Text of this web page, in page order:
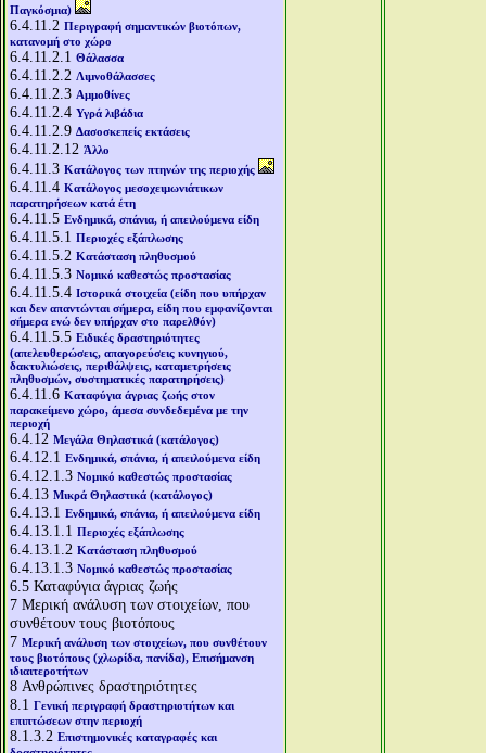
Παγκόσμια)
6.4.11.2 Περιγραφή σημαντικών βιοτόπων,
κατανομή στο χώρο
6.4.11.2.1 Θάλασσα
6.4.11.2.2 Λιμνοθάλασσες
6.4.11.2.3 Αμμοθίνες
6.4.11.2.4 Υγρά λιβάδια
6.4.11.2.9 Δασοσκεπείς εκτάσεις
6.4.11.2.12 Άλλο
6.4.11.3 Κατάλογος των πτηνών της περιοχής
6.4.11.4 Κατάλογος μεσοχειμωνιάτικων
παρατηρήσεων κατά έτη
6.4.11.5 Ενδημικά, σπάνια, ή απειλούμενα είδη
6.4.11.5.1 Περιοχές εξάπλωσης
6.4.11.5.2 Κατάσταση πληθυσμού
6.4.11.5.3 Νομικό καθεστώς προστασίας
6.4.11.5.4 Ιστορικά στοιχεία (είδη που υπήρχαν
και δεν απαντώνται σήμερα, είδη που εμφανίζονται
σήμερα ενώ δεν υπήρχαν στο παρελθόν)
6.4.11.5.5 Ειδικές δραστηριότητες
(απελευθερώσεις, απαγορεύσεις κυνηγιού,
δακτυλιώσεις, περιθάλψεις, καταμετρήσεις
πληθυσμών, συστηματικές παρατηρήσεις)
6.4.11.6 Καταφύγια άγριας ζωής στον
παρακείμενο χώρο, άμεσα συνδεδεμένα με την
περιοχή
6.4.12 Μεγάλα Θηλαστικά (κατάλογος)
6.4.12.1 Ενδημικά, σπάνια, ή απειλούμενα είδη
6.4.12.1.3 Νομικό καθεστώς προστασίας
6.4.13 Μικρά Θηλαστικά (κατάλογος)
6.4.13.1 Ενδημικά, σπάνια, ή απειλούμενα είδη
6.4.13.1.1 Περιοχές εξάπλωσης
6.4.13.1.2 Κατάσταση πληθυσμού
6.4.13.1.3 Νομικό καθεστώς προστασίας
6.5 Καταφύγια άγριας ζωής
7 Μερική ανάλυση των στοιχείων, που
συνθέτουν τους βιοτόπους
7 Μερική ανάλυση των στοιχείων, που συνθέτουν
τους βιοτόπους (χλωρίδα, πανίδα), Επισήμανση
ιδιαιτεροτήτων
8 Ανθρώπινες δραστηριότητες
8.1 Γενική περιγραφή δραστηριοτήτων και
επιπτώσεων στην περιοχή
8.1.3.2 Επιστημονικές καταγραφές και